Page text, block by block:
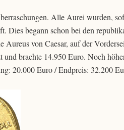
Alle Aurei wurden,
Dies begann schon bei den
Aureus von Caesar, auf der
brachte 14.950 Euro. Noch
20.000 Euro / Endpreis: 32.200